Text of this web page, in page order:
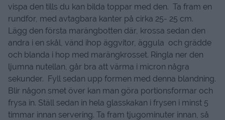
vispa den tills du kan bilda toppar med den. Ta fram en
rundfor, med avtagbara kanter på cirka 25- 25 cm.
Lägg den första marängbotten där, krossa sedan den
andra i en skål, vänd ihop äggvitor, äggula och grädde
och blanda i hop med marängkrosset. Ringla ner den
ljumna nutellan, går bra att värma i micron några
sekunder. Fyll sedan upp formen med denna blandning.
Blir någon smet över kan man göra portionsformar och
frysa in. Ställ sedan in hela glasskakan i frysen i minst 5
timmar innan servering. Ta fram tjugominuter innan, så